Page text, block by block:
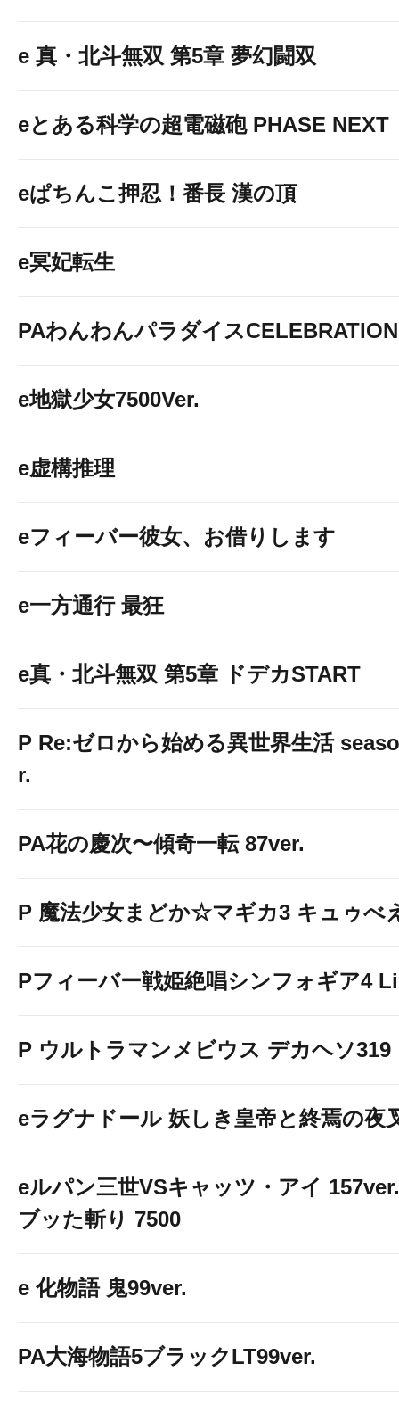
e 真・北斗無双 第5章 夢幻闘双
eとある科学の超電磁砲 PHASE NEXT
eぱちんこ押忍！番長 漢の頂
e冥妃転生
PAわんわんパラダイスCELEBRATION
e地獄少女7500Ver.
e虚構推理
eフィーバー彼女、お借りします
e一方通行 最狂
e真・北斗無双 第5章 ドデカSTART
P Re:ゼロから始める異世界生活
r.
PA花の慶次〜傾奇一転 87ver.
P 魔法少女まどか☆マギカ3 キュゥべ
Pフィーバー戦姫絶唱シンフォギア4
P ウルトラマンメビウス デカヘソ319
eラグナドール 妖しき皇帝と終焉の夜
eルパン三世VSキャッツ・アイ
ブッた斬り 7500
e 化物語 鬼99ver.
PA大海物語5ブラックLT99ver.